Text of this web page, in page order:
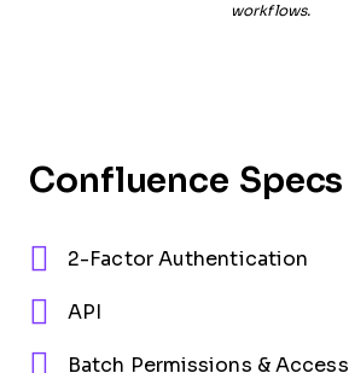
workflows.
Confluence Specs
2-Factor Authentication
API
Batch Permissions & Access